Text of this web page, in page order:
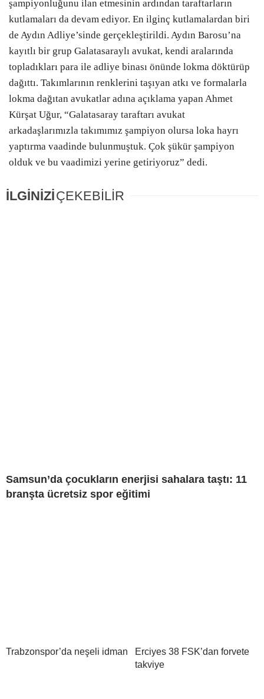
şampiyonluğunu ilan etmesinin ardından taraftarların
kutlamaları da devam ediyor. En ilginç kutlamalardan biri
de Aydın Adliye’sinde gerçekleştirildi. Aydın Barosu’na
kayıtlı bir grup Galatasaraylı avukat, kendi aralarında
topladıkları para ile adliye binası önünde lokma döktürüp
dağıttı. Takımlarının renklerini taşıyan atkı ve formalarla
lokma dağıtan avukatlar adına açıklama yapan Ahmet
Kürşat Uğur, “Galatasaray taraftarı avukat
arkadaşlarımızla takımımız şampiyon olursa loka hayrı
yaptırma vaadinde bulunmuştuk. Çok şükür şampiyon
olduk ve bu vaadimizi yerine getiriyoruz” dedi.
İLGİNİZİÇEKEBİLİR
Samsun’da çocukların enerjisi sahalara taştı: 11
branşta ücretsiz spor eğitimi
Trabzonspor’da neşeli idman
Erciyes 38 FSK’dan forvete
takviye